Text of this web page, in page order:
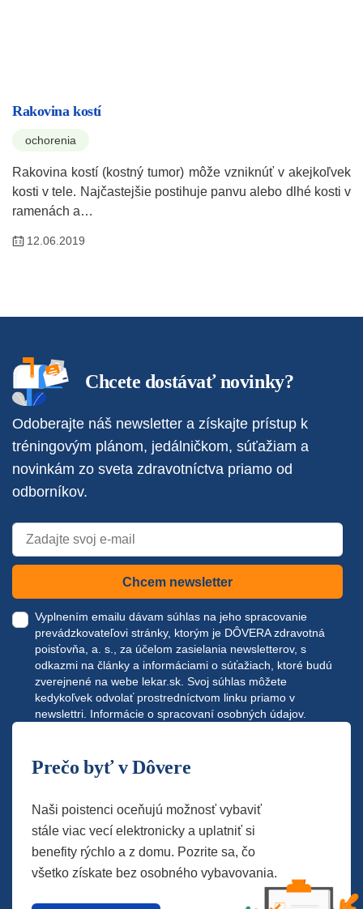
Rakovina kostí
ochorenia
Rakovina kostí (kostný tumor) môže vzniknúť v akejkoľvek
kosti v tele. Najčastejšie postihuje panvu alebo dlhé kosti v
ramenách a…
12.06.2019
Chcete dostávať novinky?
Odoberajte náš newsletter a získajte prístup k
tréningovým plánom, jedálničkom, súťažiam a
novinkám zo sveta zdravotníctva priamo od
odborníkov.
Chcem newsletter
Vyplnením emailu dávam súhlas na jeho spracovanie
prevádzkovateľovi stránky, ktorým je DÔVERA zdravotná
poisťovňa, a. s., za účelom zasielania newsletterov, s
odkazmi na články a informáciami o súťažiach, ktoré budú
zverejnené na webe lekar.sk. Svoj súhlas môžete
kedykoľvek odvolať prostredníctvom linku priamo v
newslettri. Informácie o spracovaní osobných údajov.
Prečo byť v Dôvere
Naši poistenci oceňujú možnosť vybaviť
stále viac vecí elektronicky a uplatniť si
benefity rýchlo a z domu. Pozrite sa, čo
všetko získate bez osobného vybavovania.